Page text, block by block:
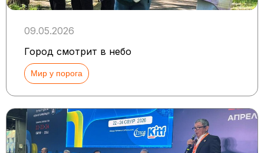
09.05.2026
Город смотрит в небо
Мир у порога